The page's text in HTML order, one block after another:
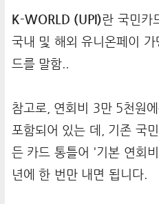
K-WORLD (UPI)란 국민카
국내 및 해외 유니온페이
드를 말함..
참고로, 연회비 3만 5천원
포함되어 있는 데, 기존 국
든 카드 통틀어 '기본 연회
년에 한 번만 내면 됩니다.